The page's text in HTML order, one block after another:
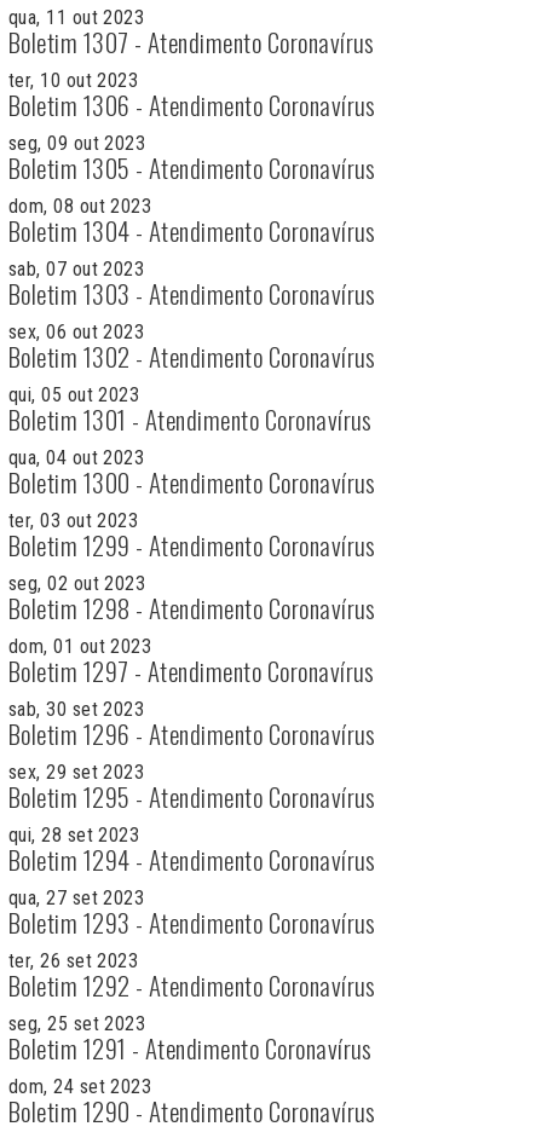
qua, 11 out 2023
Boletim 1307 - Atendimento Coronavírus
ter, 10 out 2023
Boletim 1306 - Atendimento Coronavírus
seg, 09 out 2023
Boletim 1305 - Atendimento Coronavírus
dom, 08 out 2023
Boletim 1304 - Atendimento Coronavírus
sab, 07 out 2023
Boletim 1303 - Atendimento Coronavírus
sex, 06 out 2023
Boletim 1302 - Atendimento Coronavírus
qui, 05 out 2023
Boletim 1301 - Atendimento Coronavírus
qua, 04 out 2023
Boletim 1300 - Atendimento Coronavírus
ter, 03 out 2023
Boletim 1299 - Atendimento Coronavírus
seg, 02 out 2023
Boletim 1298 - Atendimento Coronavírus
dom, 01 out 2023
Boletim 1297 - Atendimento Coronavírus
sab, 30 set 2023
Boletim 1296 - Atendimento Coronavírus
sex, 29 set 2023
Boletim 1295 - Atendimento Coronavírus
qui, 28 set 2023
Boletim 1294 - Atendimento Coronavírus
qua, 27 set 2023
Boletim 1293 - Atendimento Coronavírus
ter, 26 set 2023
Boletim 1292 - Atendimento Coronavírus
seg, 25 set 2023
Boletim 1291 - Atendimento Coronavírus
dom, 24 set 2023
Boletim 1290 - Atendimento Coronavírus